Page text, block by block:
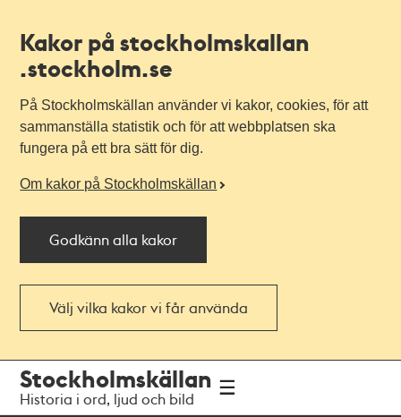
Kakor på stockholmskallan
.stockholm.se
På Stockholmskällan använder vi kakor, cookies, för att
sammanställa statistik och för att webbplatsen ska
fungera på ett bra sätt för dig.
Om kakor på Stockholmskällan
Godkänn alla kakor
Välj vilka kakor vi får använda
navigationen
huvudinnehållet
Stockholmskällan
Historia i ord, ljud och bild